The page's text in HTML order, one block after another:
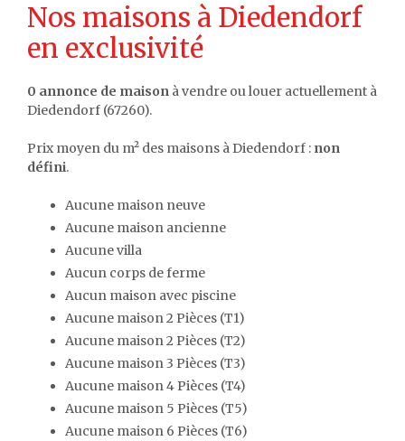
Nos maisons à Diedendorf
en exclusivité
0 annonce de maison à vendre ou louer actuellement à
Diedendorf (67260).
Prix moyen du m² des maisons à Diedendorf : non
défini.
Aucune maison neuve
Aucune maison ancienne
Aucune villa
Aucun corps de ferme
Aucun maison avec piscine
Aucune maison 2 Pièces (T1)
Aucune maison 2 Pièces (T2)
Aucune maison 3 Pièces (T3)
Aucune maison 4 Pièces (T4)
Aucune maison 5 Pièces (T5)
Aucune maison 6 Pièces (T6)